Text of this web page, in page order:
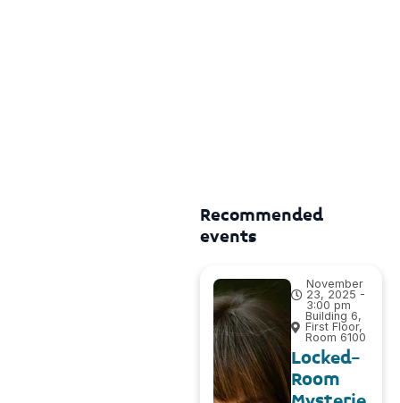
Recommended
events
November
23, 2025 -
3:00 pm
Building 6,
First Floor,
Room 6100
Locked-
Room